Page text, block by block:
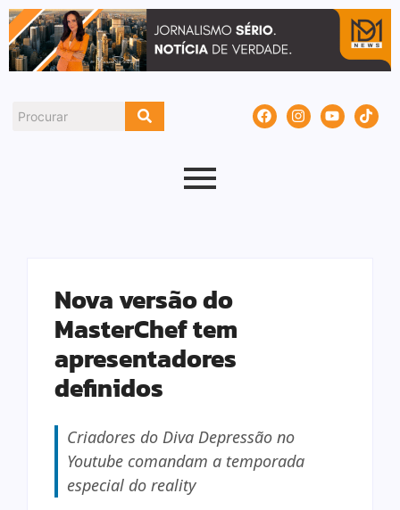
Nova versão do
MasterChef tem
apresentadores
definidos
Criadores do Diva Depressão no
Youtube comandam a temporada
especial do reality